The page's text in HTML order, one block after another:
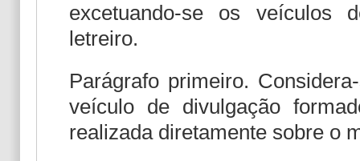
excetuando-se os veículos
letreiro.
Parágrafo primeiro.
veículo de divulgação
realizada diretamente sobre o